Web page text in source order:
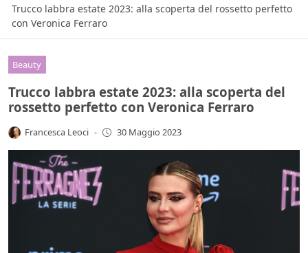
Trucco labbra estate 2023: alla scoperta del rossetto perfetto
con Veronica Ferraro
Beauty
Trucco labbra estate 2023: alla scoperta del
rossetto perfetto con Veronica Ferraro
Francesca Leoci - 30 Maggio 2023